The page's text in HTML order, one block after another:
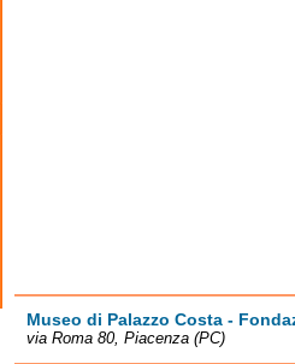
Museo di Palazzo Costa -
via Roma 80, Piacenza (PC)